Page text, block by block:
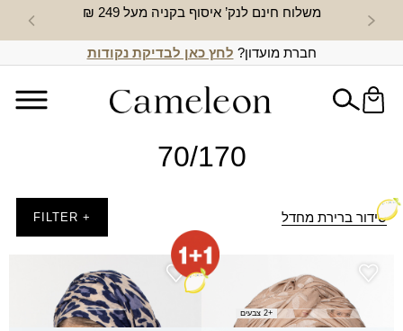
משלוח חינם לנק’ איסוף בקניה מעל 249 ₪ חדש
חברת מועדון? לחץ כאן לבדיקת נקודות
70/170
סידור ברירת מחדל + FILTER
צעיף אלומה
₪60.00
+2 צבעים
צעיף הגשמה
₪50.00